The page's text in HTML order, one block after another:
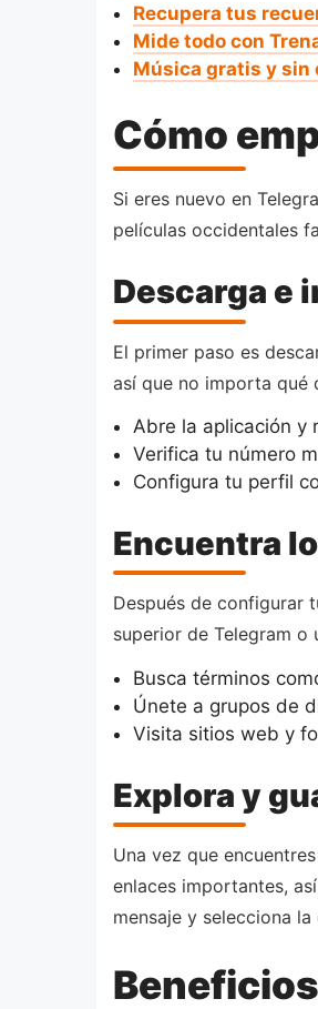
Recupera tus
Mide todo con
Música gratis y sin
Cómo
Si eres nuevo en
películas occidentales
Descarga e
El primer paso es
así que no importa qué
Abre la aplicación y
Verifica tu número
Configura tu perfil
Encuentra
Después de configurar
superior de Telegram o
Busca términos
Únete a grupos de
Visita sitios web y
Explora y
Una vez que
enlaces importantes,
mensaje y selecciona la